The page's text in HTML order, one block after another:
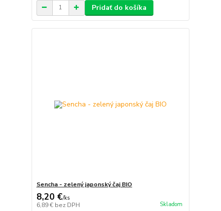
Pridať do košíka
Sencha - zelený japonský čaj BIO
8,20 €/ks
6,89 € bez DPH Skladom